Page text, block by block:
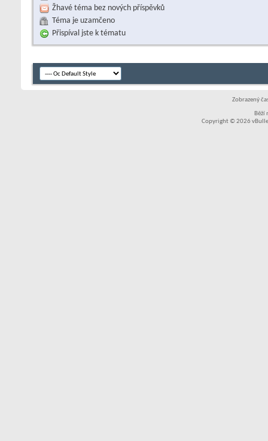
Žhavé téma bez nových příspěvků
Téma je uzamčeno
Přispíval jste k tématu
Zobrazený
Běží
Copyright © 2026